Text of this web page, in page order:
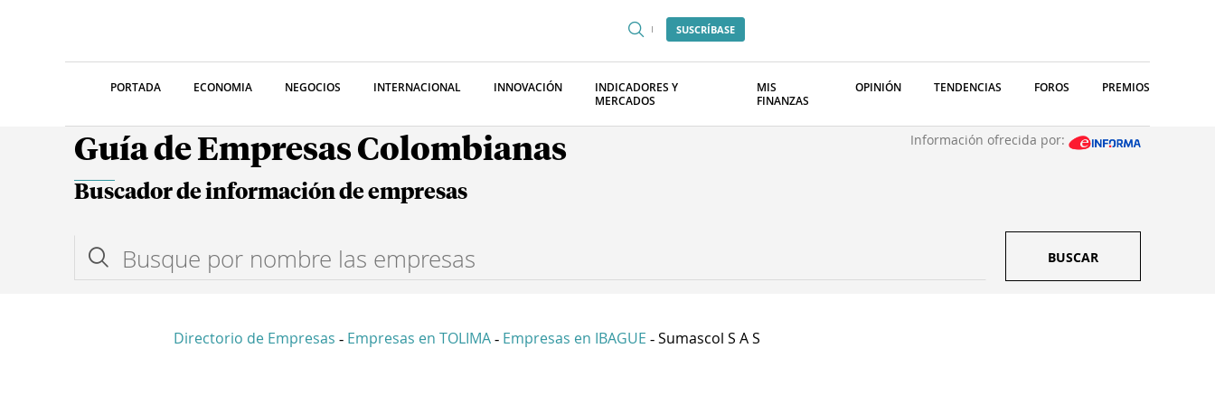
SUSCRÍBASE
PORTADA ECONOMIA NEGOCIOS INTERNACIONAL INNOVACIÓN
INDICADORES Y
MERCADOS
MIS
FINANZAS
OPINIÓN TENDENCIAS FOROS PREMIOS
Guía de Empresas Colombianas Información ofrecida por:
Buscador de información de empresas
BUSCAR
Directorio de Empresas - Empresas en TOLIMA - Empresas en IBAGUE - Sumascol S A S